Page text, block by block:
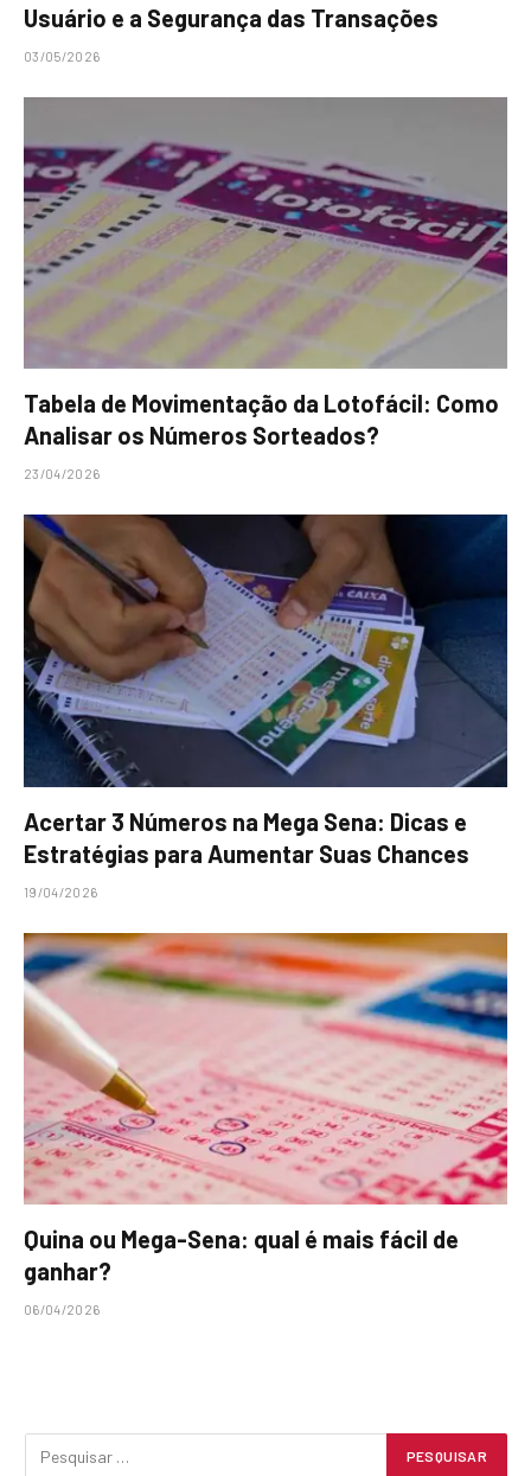
Usuário e a Segurança das Transações
03/05/2026
Tabela de Movimentação da Lotofácil: Como
Analisar os Números Sorteados?
23/04/2026
Acertar 3 Números na Mega Sena: Dicas e
Estratégias para Aumentar Suas Chances
19/04/2026
Quina ou Mega-Sena: qual é mais fácil de
ganhar?
06/04/2026